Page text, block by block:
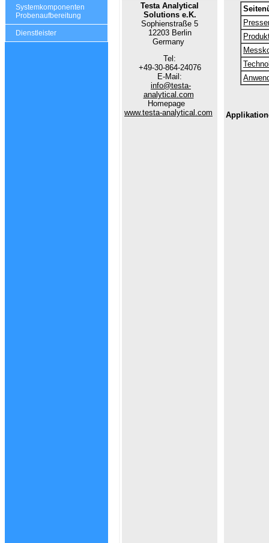
Systemkomponenten
Probenaufbereitung
Dienstleister
Testa Analytical
Solutions e.K.
Sophienstraße 5
12203 Berlin
Germany
Tel:
+49-30-864-24076
E-Mail:
info@testa-
analytical.com
Homepage
www.testa-analytical.com